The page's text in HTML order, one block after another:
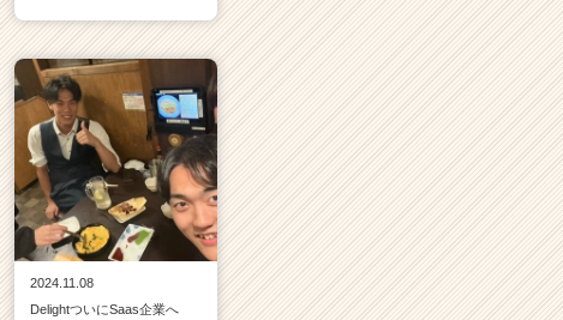
2024.11.08
DelightついにSaas企業へ